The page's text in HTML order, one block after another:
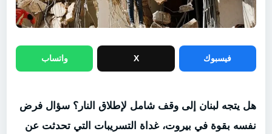
فيسبوك X واتساب
هل يتجه لبنان إلى وقف شامل لإطلاق النار؟ سؤال فرض
نفسه بقوة في بيروت، غداة التسريبات التي تحدثت عن